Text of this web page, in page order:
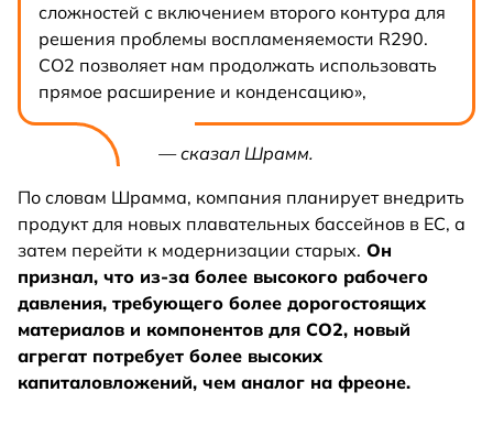
сложностей с включением второго контура для
решения проблемы воспламеняемости R290.
CO2 позволяет нам продолжать использовать
прямое расширение и конденсацию»,
— сказал Шрамм.
По словам Шрамма, компания планирует внедрить
продукт для новых плавательных бассейнов в ЕС, а
затем перейти к модернизации старых. Он
признал, что из-за более высокого рабочего
давления, требующего более дорогостоящих
материалов и компонентов для CO2, новый
агрегат потребует более высоких
капиталовложений, чем аналог на фреоне.